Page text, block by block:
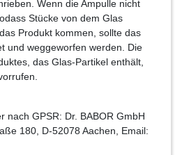
Wenn die Ampulle nicht
Stücke von dem Glas
Produkt kommen, sollte das
und weggeworfen werden. Die
das Glas-Partikel enthält,
nach GPSR: Dr. BABOR GmbH
180, D-52078 Aachen, Email: